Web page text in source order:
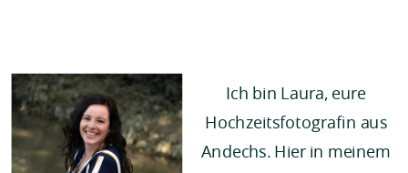
Ich bin Laura, eure
Hochzeitsfotografin aus
Andechs. Hier in meinem